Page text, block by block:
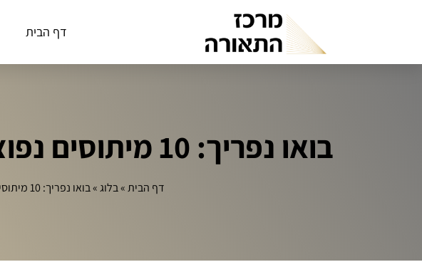
דף הבית
בואו נפריך: 10 מיתוסים נפוצים על תקני תאורה ירוקה
דף הבית»בלוג»בואו נפריך: 10 מיתוסים נפוצים על תקני תאורה ירוקה